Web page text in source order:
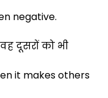
negative.
दूसरों को भी
it makes others